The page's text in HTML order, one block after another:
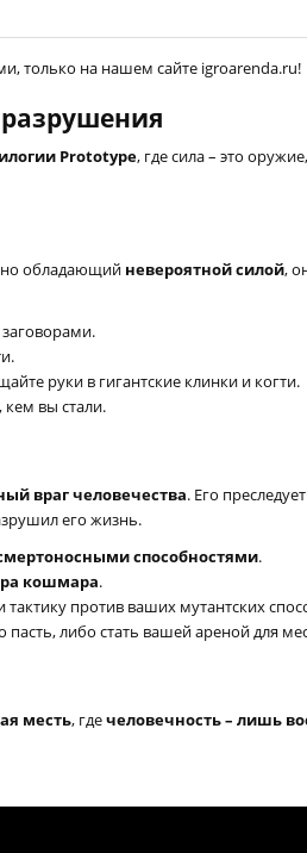
только на нашем сайте igroarenda.ru!
Prototype, где сила – это
обладающий невероятной силой,
руки в гигантские клинки и когти.
кем вы стали.
враг человечества. Его преследует
его жизнь.
способностями.
кошмара.
против ваших мутантских
пасть, либо стать вашей ареной для
месть, гдечеловечность – лишь